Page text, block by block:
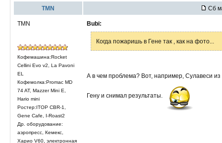
TMN Сб
TMN
Кофемашина:Rocket
Cellini Evo v2, La Pavoni
EL
Кофемолка:Promac MD
74 AT, Mazzer Mini E,
Hario mini
Ростер:ITOP CBR-1,
Gene Cafe, I-Roast2
Др. оборудование:
аэропресс, Кемекс,
Харио V60, электронная
Bubi:
Когда пожаришь в Гене так , как на фото...
А в чем проблема? Вот, например, Сулавеси
Гену и снимал результаты.